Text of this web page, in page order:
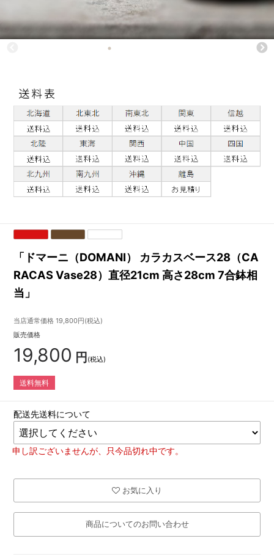
「ドマーニ（DOMANI） カラカスベース28（CA
RACAS Vase28）直径21cm 高さ28cm 7合鉢相
当」
当店通常価格 19,800円(税込)
販売価格
19,800 円 (税込)
送料無料
配送先送料について
申し訳ございませんが、只今品切れ中です。
お気に入り
商品についてのお問い合わせ